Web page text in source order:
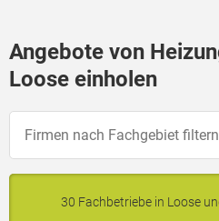
Angebote von
Loose einholen
30 Fachbetriebe in Loose